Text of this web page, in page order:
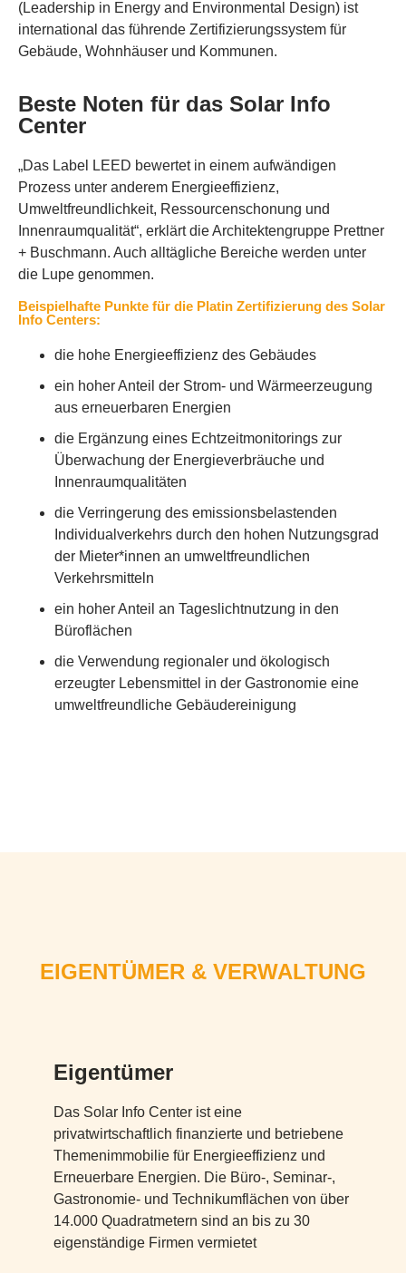
(Leadership in Energy and Environmental Design) ist
international das führende Zertifizierungssystem für
Gebäude, Wohnhäuser und Kommunen.
Beste Noten für das Solar Info
Center
„Das Label LEED bewertet in einem aufwändigen
Prozess unter anderem Energieeffizienz,
Umweltfreundlichkeit, Ressourcenschonung und
Innenraumqualität“, erklärt die Architektengruppe Prettner
+ Buschmann. Auch alltägliche Bereiche werden unter
die Lupe genommen.
Beispielhafte Punkte für die Platin Zertifizierung des Solar
Info Centers:
die hohe Energieeffizienz des Gebäudes
ein hoher Anteil der Strom- und Wärmeerzeugung
aus erneuerbaren Energien
die Ergänzung eines Echtzeitmonitorings zur
Überwachung der Energieverbräuche und
Innenraumqualitäten
die Verringerung des emissionsbelastenden
Individualverkehrs durch den hohen Nutzungsgrad
der Mieter*innen an umweltfreundlichen
Verkehrsmitteln
ein hoher Anteil an Tageslichtnutzung in den
Büroflächen
die Verwendung regionaler und ökologisch
erzeugter Lebensmittel in der Gastronomie eine
umweltfreundliche Gebäudereinigung
EIGENTÜMER & VERWALTUNG
Eigentümer
Das Solar Info Center ist eine
privatwirtschaftlich finanzierte und betriebene
Themenimmobilie für Energieeffizienz und
Erneuerbare Energien. Die Büro-, Seminar-,
Gastronomie- und Technikumflächen von über
14.000 Quadratmetern sind an bis zu 30
eigenständige Firmen vermietet